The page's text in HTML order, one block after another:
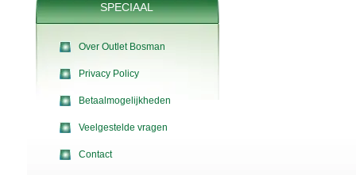
SPECIAAL
Over Outlet Bosman
Privacy Policy
Betaalmogelijkheden
Veelgestelde vragen
Contact